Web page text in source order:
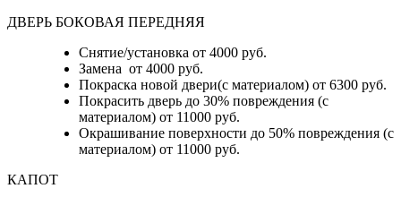
ДВЕРЬ БОКОВАЯ ПЕРЕДНЯЯ
Снятие/установка от 4000 руб.
Замена от 4000 руб.
Покраска новой двери(с материалом) от 6300 руб.
Покрасить дверь до 30% повреждения (с
материалом) от 11000 руб.
Окрашивание поверхности до 50% повреждения (с
материалом) от 11000 руб.
КАПОТ